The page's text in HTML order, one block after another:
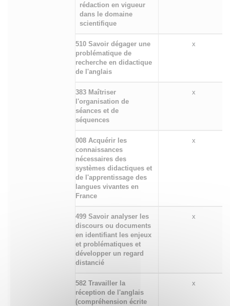
rédaction en vigueur
dans le domaine
scientifique
510 Savoir dégager une
problématique de
recherche en didactique
de l'anglais
x
383 Maîtriser
l'organisation de
séances et de
séquences
x
008 Acquérir les
connaissances
nécessaires des
systèmes didactiques et
de l'apprentissage des
langues vivantes en
France
x
499 Savoir analyser les
discours ou documents
en identifiant les enjeux
et problématiques et
développer un regard
distancié
x
582 Travailler la
réception de l'anglais
(compréhension écrite
x